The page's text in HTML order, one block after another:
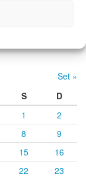
Set »
S
D
1
2
8
9
15
16
22
23